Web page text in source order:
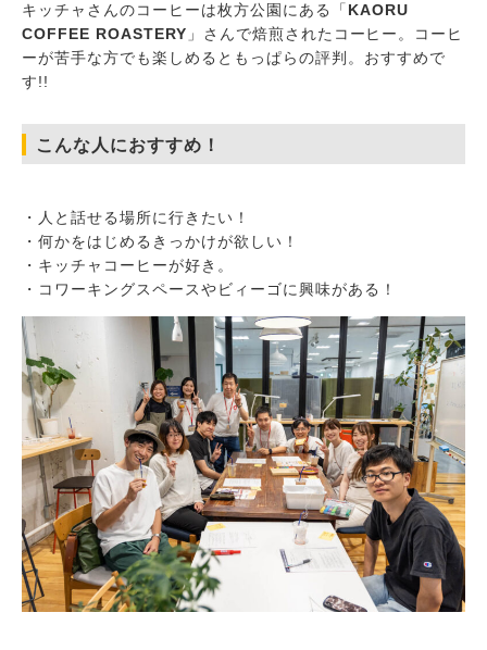
キッチャさんのコーヒーは枚方公園にある「 KAORU
COFFEE ROASTERY 」さんで焙煎されたコーヒー。コーヒ
ーが苦手な方でも楽しめるともっぱらの評判。おすすめで
す!!
こんな人におすすめ！
・人と話せる場所に行きたい！
・何かをはじめるきっかけが欲しい！
・キッチャコーヒーが好き。
・コワーキングスペースやビィーゴに興味がある！